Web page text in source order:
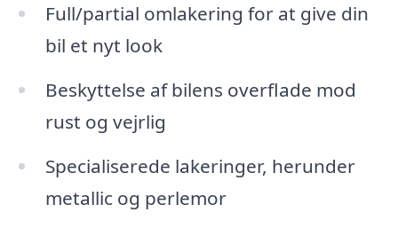
Full/partial omlakering for at give din
bil et nyt look
Beskyttelse af bilens overflade mod
rust og vejrlig
Specialiserede lakeringer, herunder
metallic og perlemor